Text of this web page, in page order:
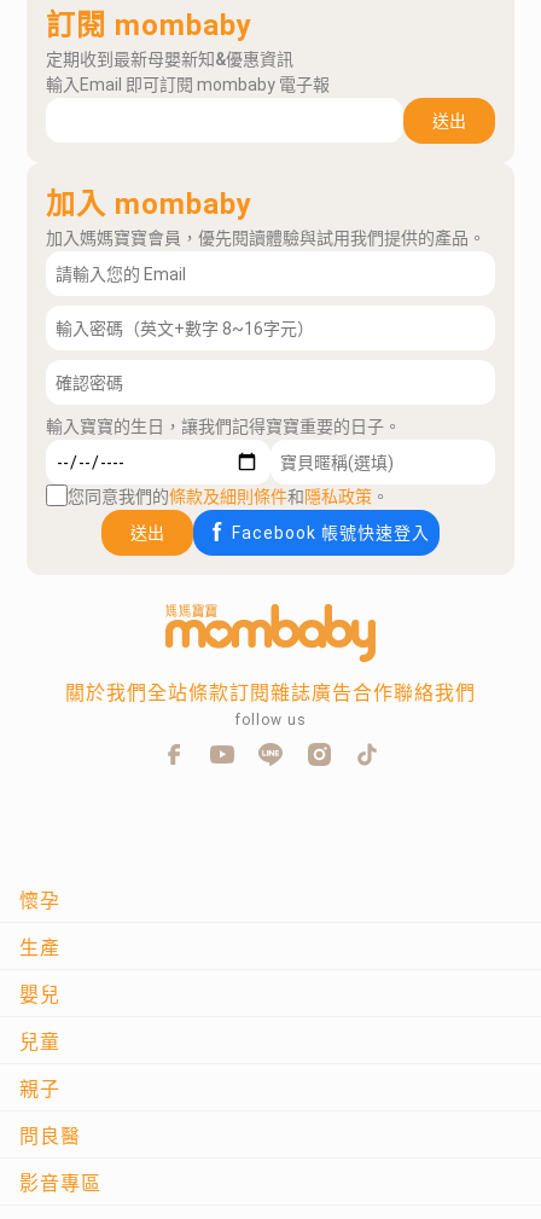
訂閱 mombaby
定期收到最新母嬰新知&優惠資訊
輸入Email 即可訂閱 mombaby 電子報
送出
加入 mombaby
加入媽媽寶寶會員，優先閱讀體驗與試用我們提供的產品。
輸入寶寶的生日，讓我們記得寶寶重要的日子。
您同意我們的條款及細則條件和隱私政策 。
送出
Facebook 帳號快速登入
懷孕
生產
嬰兒
兒童
親子
問良醫
影音專區
關於我們全站條款訂閱雜誌廣告合作聯絡我們
follow us